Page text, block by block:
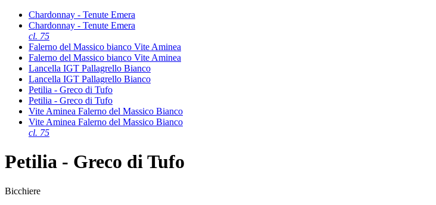
Chardonnay - Tenute Emera
Chardonnay - Tenute Emera
cl. 75
Falerno del Massico bianco Vite Aminea
Falerno del Massico bianco Vite Aminea
Lancella IGT Pallagrello Bianco
Lancella IGT Pallagrello Bianco
Petilia - Greco di Tufo
Petilia - Greco di Tufo
Vite Aminea Falerno del Massico Bianco
Vite Aminea Falerno del Massico Bianco
cl. 75
Petilia - Greco di Tufo
Bicchiere